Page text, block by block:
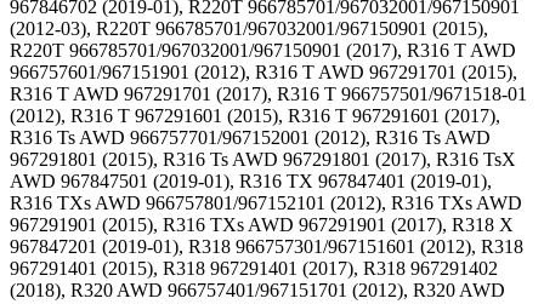
967846702 (2019-01), R220T 966785701/967032001/967150901
(2012-03), R220T 966785701/967032001/967150901 (2015),
R220T 966785701/967032001/967150901 (2017), R316 T AWD
966757601/967151901 (2012), R316 T AWD 967291701 (2015),
R316 T AWD 967291701 (2017), R316 T 966757501/9671518-01
(2012), R316 T 967291601 (2015), R316 T 967291601 (2017),
R316 Ts AWD 966757701/967152001 (2012), R316 Ts AWD
967291801 (2015), R316 Ts AWD 967291801 (2017), R316 TsX
AWD 967847501 (2019-01), R316 TX 967847401 (2019-01),
R316 TXs AWD 966757801/967152101 (2012), R316 TXs AWD
967291901 (2015), R316 TXs AWD 967291901 (2017), R318 X
967847201 (2019-01), R318 966757301/967151601 (2012), R318
967291401 (2015), R318 967291401 (2017), R318 967291402
(2018), R320 AWD 966757401/967151701 (2012), R320 AWD